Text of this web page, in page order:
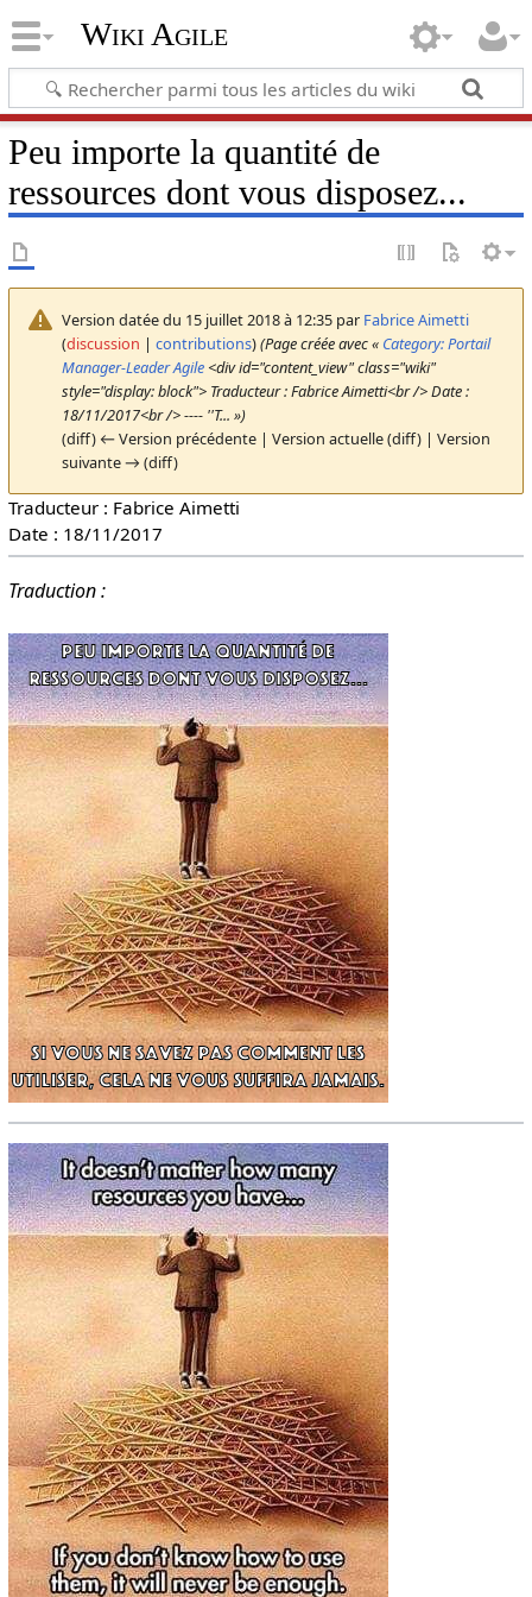
Wiki Agile
Peu importe la quantité de
ressources dont vous disposez...
Version datée du 15 juillet 2018 à 12:35 par Fabrice Aimetti
(discussion | contributions)(Page créée avec « Category: Portail
Manager-Leader Agile<div id="content_view" class="wiki"
style="display: block"> Traducteur : Fabrice Aimetti<br /> Date :
18/11/2017<br /> ---- ''T... »)
(diff) ← Version précédente | Version actuelle (diff) | Version
suivante → (diff)
Traducteur : Fabrice Aimetti
Date : 18/11/2017
Traduction :